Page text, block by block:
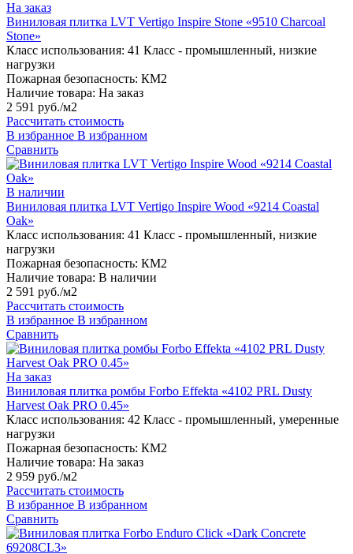
На заказ
Виниловая плитка LVT Vertigo Inspire Stone «9510 Charcoal
Stone»
Класс использования: 41 Класс - промышленный, низкие
нагрузки
Пожарная безопасность: КМ2
Наличие товара: На заказ
2 591 руб./м2
Рассчитать стоимость
В избранное В избранном
Сравнить
В наличии
Виниловая плитка LVT Vertigo Inspire Wood «9214 Coastal
Oak»
Класс использования: 41 Класс - промышленный, низкие
нагрузки
Пожарная безопасность: КМ2
Наличие товара: В наличии
2 591 руб./м2
Рассчитать стоимость
В избранное В избранном
Сравнить
На заказ
Виниловая плитка ромбы Forbo Effekta «4102 PRL Dusty
Harvest Oak PRO 0.45»
Класс использования: 42 Класс - промышленный, умеренные
нагрузки
Пожарная безопасность: КМ2
Наличие товара: На заказ
2 959 руб./м2
Рассчитать стоимость
В избранное В избранном
Сравнить